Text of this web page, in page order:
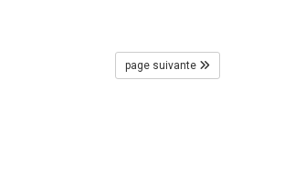
page suivante